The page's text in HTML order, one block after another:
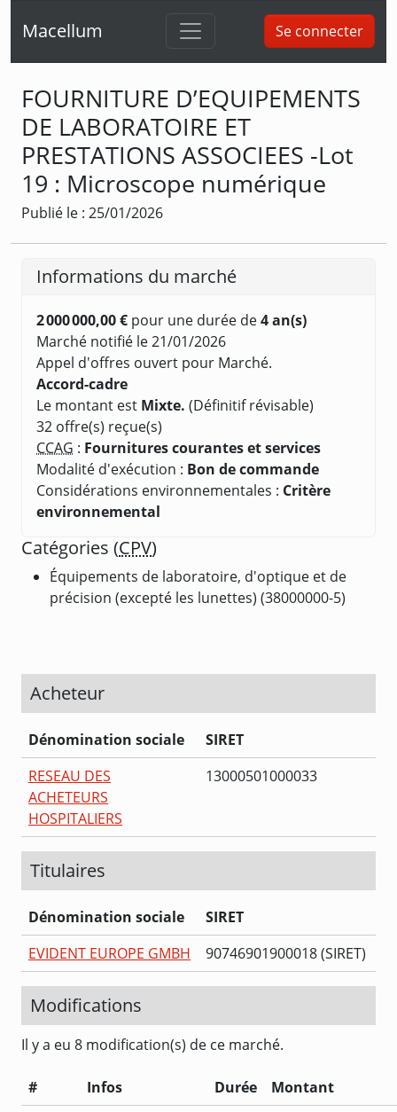
Macellum Se connecter
FOURNITURE D’EQUIPEMENTS
DE LABORATOIRE ET
PRESTATIONS ASSOCIEES -Lot
19 : Microscope numérique
Publié le : 25/01/2026
Informations du marché
2 000 000,00 € pour une durée de4 an(s)
Marché notifié le 21/01/2026
Appel d'offres ouvert pour Marché.
Accord-cadre
Le montant est Mixte. (Définitif révisable)
32 offre(s) reçue(s)
CCAG : Fournitures courantes et services
Modalité d'exécution : Bon de commande
Considérations environnementales : Critère
environnemental
Catégories (CPV)
Équipements de laboratoire, d'optique et de
précision (excepté les lunettes) (38000000-5)
Acheteur
Dénomination sociale
SIRET
RESEAU DES
ACHETEURS
HOSPITALIERS
13000501000033
Titulaires
Dénomination sociale
SIRET
EVIDENT EUROPE GMBH
90746901900018 (SIRET)
Modifications
Il y a eu 8 modification(s) de ce marché.
# Infos Durée
Montant